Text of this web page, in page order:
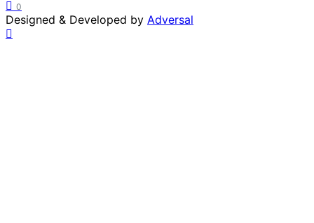
0
Designed & Developed by Adversal